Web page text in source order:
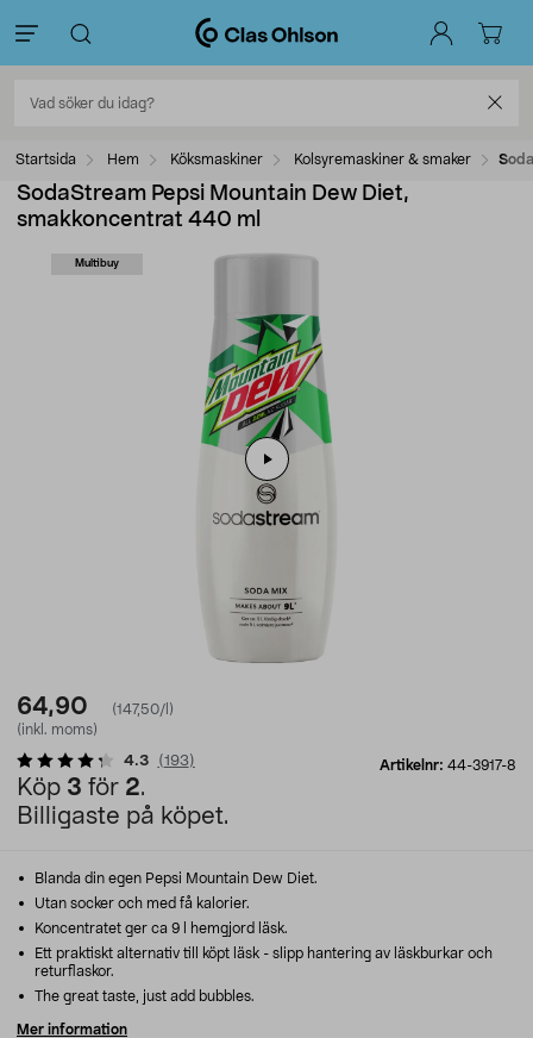
Startsida Hem Köksmaskiner Kolsyremaskiner & smaker
SodaStream Pepsi Mountain Dew Diet,
smakkoncentrat 440 ml
Multibuy
64,90
(147,50/l)
(inkl. moms)
Artikelnr: 44-3917-8
4.3 (193)
Köp 3 för 2.
Billigaste på köpet.
Blanda din egen Pepsi Mountain Dew Diet.
Utan socker och med få kalorier.
Koncentratet ger ca 9 l hemgjord läsk.
Ett praktiskt alternativ till köpt läsk - slipp hantering av läskburkar och
returflaskor.
The great taste, just add bubbles.
Mer information